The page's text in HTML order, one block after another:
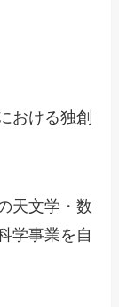
おける独創
天文学・数
学事業を自